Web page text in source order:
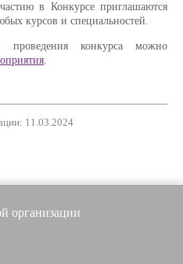
в Конкурсе приглашаются
курсов и специальностей.
проведения конкурса можно
.
11.03.2024
организации